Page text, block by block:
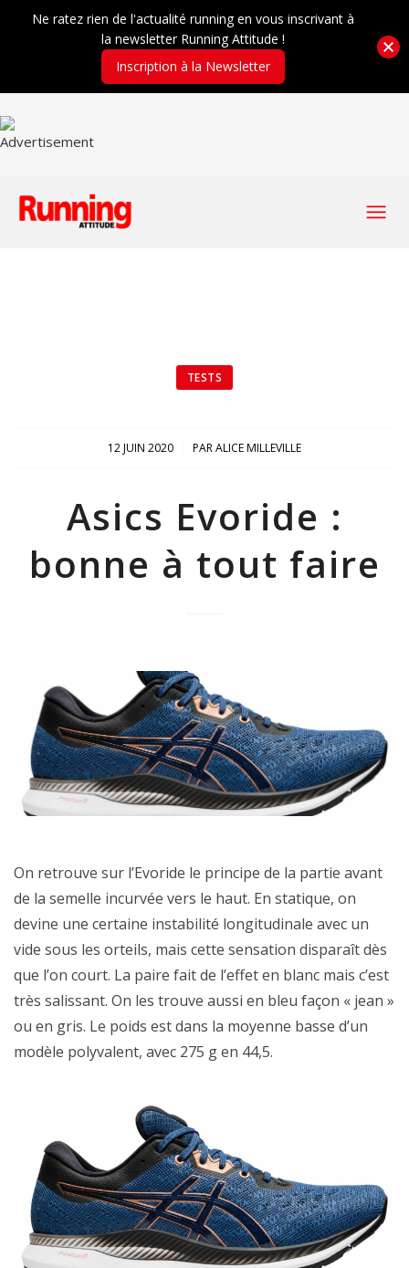
TESTS
12 JUIN 2020
/ PARALICE MILLEVILLE
Asics Evoride :
bonne à tout faire
On retrouve sur l’Evoride le principe de la partie avant
de la semelle incurvée vers le haut. En statique, on
devine une certaine instabilité longitudinale avec un
vide sous les orteils, mais cette sensation disparaît dès
que l’on court. La paire fait de l’effet en blanc mais c’est
très salissant. On les trouve aussi en bleu façon « jean »
ou en gris. Le poids est dans la moyenne basse d’un
modèle polyvalent, avec 275 g en 44,5.
Ne ratez rien de l'actualité running en vous inscrivant à
la newsletter Running Attitude !
Inscription à la Newsletter